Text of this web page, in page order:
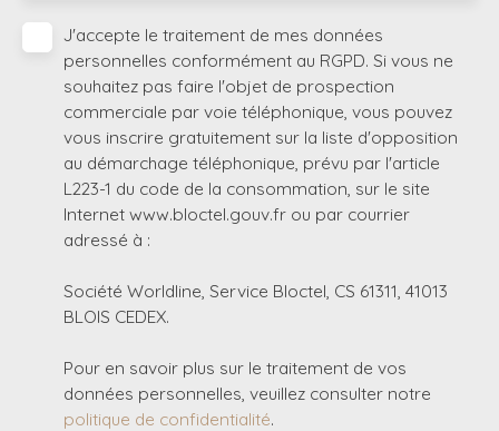
J'accepte le traitement de mes données
personnelles conformément au RGPD. Si vous ne
souhaitez pas faire l'objet de prospection
commerciale par voie téléphonique, vous pouvez
vous inscrire gratuitement sur la liste d'opposition
au démarchage téléphonique, prévu par l'article
L223-1 du code de la consommation, sur le site
Internet www.bloctel.gouv.fr ou par courrier
adressé à :
Société Worldline, Service Bloctel, CS 61311, 41013
BLOIS CEDEX.
Pour en savoir plus sur le traitement de vos
données personnelles, veuillez consulter notre
politique de confidentialité.